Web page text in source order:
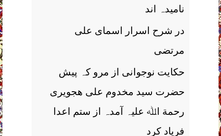
نامیدہ اند
در شرح اسرار اسمای علی
مرتضی
حکایت نوجوانی از مرو کہ پیش
حضرت سید مخدوم علی ھجویری
رحمة اﷲ علیہ آمدہ از ستم اعدا
فریاد کرد